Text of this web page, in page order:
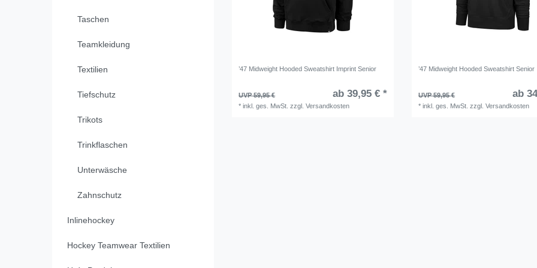
Taschen
Teamkleidung
Textilien
Tiefschutz
Trikots
Trinkflaschen
Unterwäsche
Zahnschutz
Inlinehockey
Hockey Teamwear Textilien
’47 Midweight Hooded Sweatshirt Imprint Senior
UVP 59,95 € ab 39,95 € *
*inkl. ges. MwSt. zzgl.Versandkosten
’47 Midweight Hooded Sweatshirt Senior
UVP 59,95 € ab
*inkl. ges. MwSt. zzgl.Versandkosten